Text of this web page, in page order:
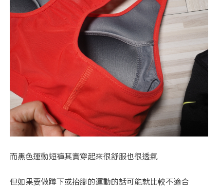
而黑色運動短褲其實穿起來很舒服也很透氣
但如果要做蹲下或抬腳的運動的話可能就比較不適合